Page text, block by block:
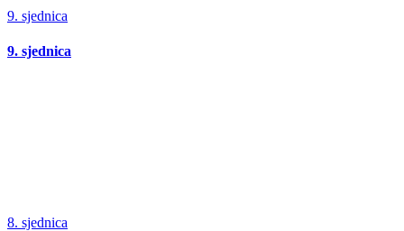
9. sjednica
9. sjednica
8. sjednica